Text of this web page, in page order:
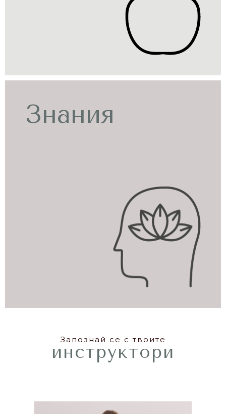
Знания
Запознай се с твоите
инструктори